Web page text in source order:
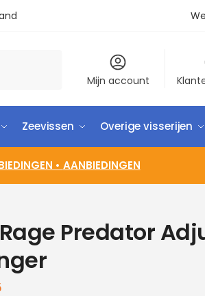
Mijn account
Zeevissen Overige visserijen
• AANBIEDINGEN
Predator